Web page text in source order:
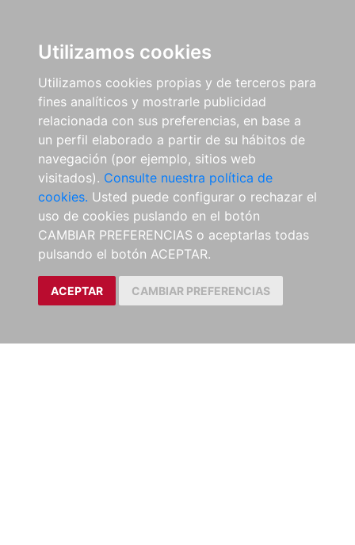
Utilizamos cookies
Utilizamos cookies propias y de terceros para
fines analíticos y mostrarle publicidad
relacionada con sus preferencias, en base a
un perfil elaborado a partir de su hábitos de
navegación (por ejemplo, sitios web
visitados). Consulte nuestra política de
cookies. Usted puede configurar o rechazar el
uso de cookies puslando en el botón
CAMBIAR PREFERENCIAS o aceptarlas todas
pulsando el botón ACEPTAR.
ACEPTAR CAMBIAR PREFERENCIAS